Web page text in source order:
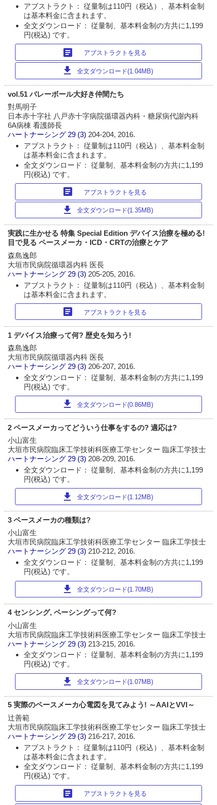
アブストラクト： 従量制は110円（税込）、基本料金制
は基本料金に含まれます。
全文ダウンロード： 従量制、基本料金制の方共に1,199
円(税込) です。
article アブストラクトを見る
download 全文ダウンロード(1.04MB)
vol.51 バレーボール大好き仲間たち
對馬明子
日本赤十字社 八戸赤十字病院循環器内科・糖尿病代謝内科
6A病棟 看護師長
ハートナーシング 29 (3) 204-204, 2016.
アブストラクト： 従量制は110円（税込）、基本料金制
は基本料金に含まれます。
全文ダウンロード： 従量制、基本料金制の方共に1,199
円(税込) です。
article アブストラクトを見る
download 全文ダウンロード(1.35MB)
実践に生かせる 特集 Special Edition デバイス治療を極める!
目で見る ペースメーカ・ICD・CRTの治療とケア
森島逸郎
大垣市民病院循環器内科 医長
ハートナーシング 29 (3) 205-205, 2016.
アブストラクト： 従量制は110円（税込）、基本料金制
は基本料金に含まれます。
article アブストラクトを見る
1 デバイス治療って何? 歴史を知ろう!
森島逸郎
大垣市民病院循環器内科 医長
ハートナーシング 29 (3) 206-207, 2016.
全文ダウンロード： 従量制、基本料金制の方共に1,199
円(税込) です。
download 全文ダウンロード(0.86MB)
2 ペースメーカってどういう仕事をするの? 適応は?
小山富生
大垣市民病院臨床工学技術科医療工学センター 臨床工学技士
ハートナーシング 29 (3) 208-209, 2016.
全文ダウンロード： 従量制、基本料金制の方共に1,199
円(税込) です。
download 全文ダウンロード(1.12MB)
3 ペースメーカの種類は?
小山富生
大垣市民病院臨床工学技術科医療工学センター 臨床工学技士
ハートナーシング 29 (3)210-212, 2016.
全文ダウンロード： 従量制、基本料金制の方共に1,199
円(税込) です。
download 全文ダウンロード(1.70MB)
4 センシング, ペーシングって何?
小山富生
大垣市民病院臨床工学技術科医療工学センター 臨床工学技士
ハートナーシング 29 (3) 213-215, 2016.
全文ダウンロード： 従量制、基本料金制の方共に1,199
円(税込) です。
download 全文ダウンロード(1.07MB)
5 実際のペースメーカ心電図を見てみよう! ～AAIとVVI～
辻善範
大垣市民病院臨床工学技術科医療工学センター 臨床工学技士
ハートナーシング 29 (3) 216-217, 2016.
アブストラクト： 従量制は110円（税込）、基本料金制
は基本料金に含まれます。
全文ダウンロード： 従量制、基本料金制の方共に1,199
円(税込) です。
article アブストラクトを見る